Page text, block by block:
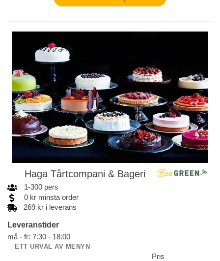
Haga Tårtcompani & Bageri
1-300 pers
0 kr minsta order
269 kr i leverans
Leveranstider
må - fr: 7:30 - 18:00
ETT URVAL AV MENYN
Pris